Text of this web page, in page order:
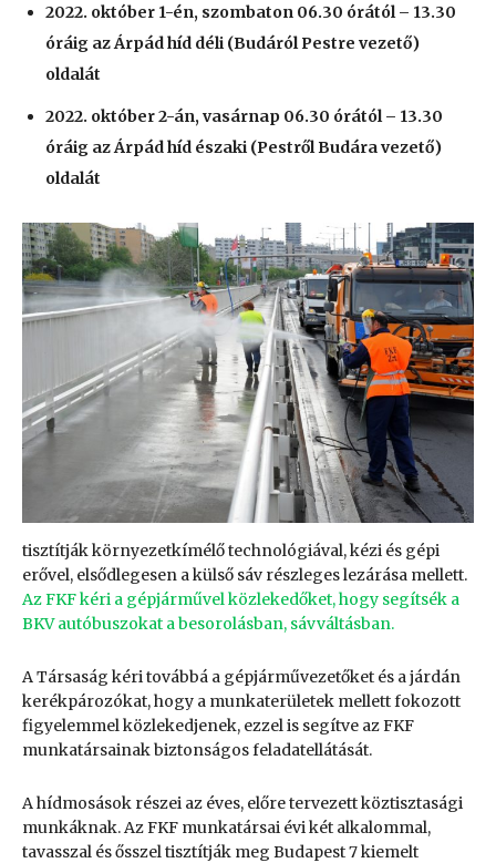
2022. október 1-én, szombaton 06.30 órától – 13.30
óráig az Árpád híd déli (Budáról Pestre vezető)
oldalát
2022. október 2-án, vasárnap 06.30 órától – 13.30
óráig az Árpád híd északi (Pestről Budára vezető)
oldalát
tisztítják környezetkímélő technológiával, kézi és gépi
erővel, elsődlegesen a külső sáv részleges lezárása mellett.
Az FKF kéri a gépjárművel közlekedőket, hogy segítsék a
BKV autóbuszokat a besorolásban, sávváltásban.
A Társaság kéri továbbá a gépjárművezetőket és a járdán
kerékpározókat, hogy a munkaterületek mellett fokozott
figyelemmel közlekedjenek, ezzel is segítve az FKF
munkatársainak biztonságos feladatellátását.
A hídmosások részei az éves, előre tervezett köztisztasági
munkáknak. Az FKF munkatársai évi két alkalommal,
tavasszal és ősszel tisztítják meg Budapest 7 kiemelt